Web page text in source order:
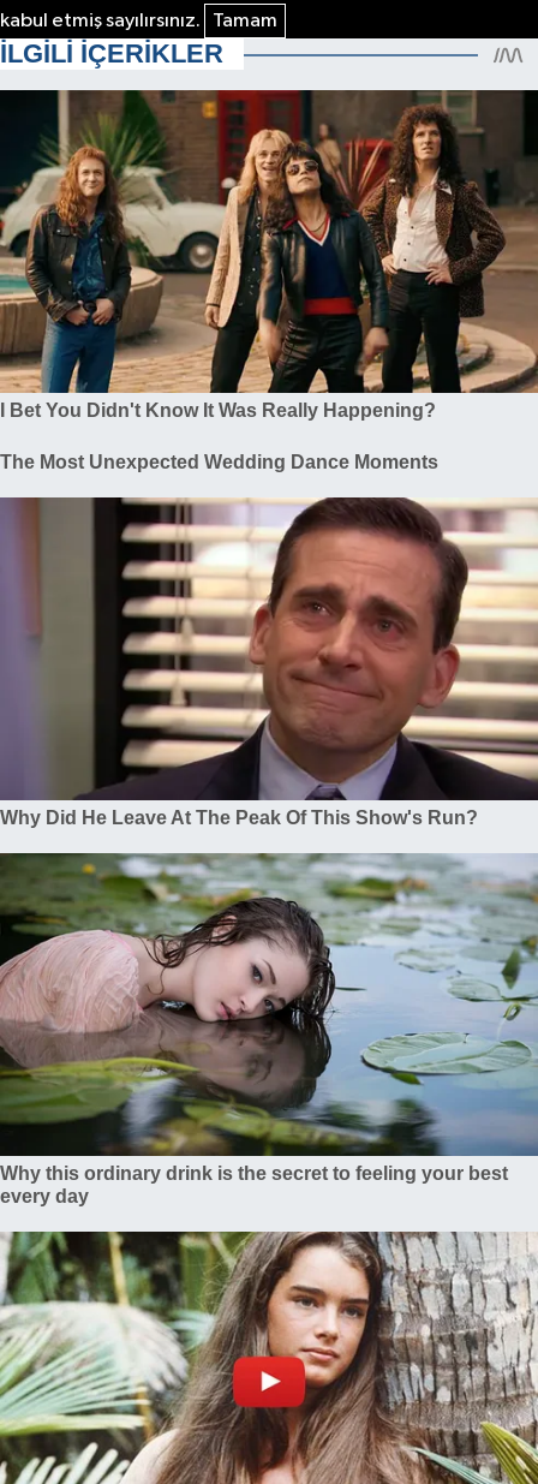
kabul etmiş sayılırsınız.
Tamam